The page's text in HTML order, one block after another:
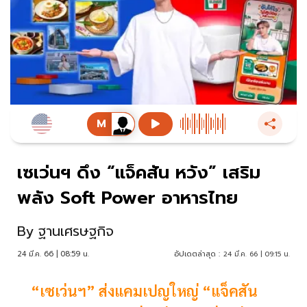
เซเว่นฯ ดึง “แจ็คสัน หวัง” เสริม
พลัง Soft Power อาหารไทย
By ฐานเศรษฐกิจ
24 มี.ค. 66 | 08:59 น. อัปเดตล่าสุด : 24 มี.ค. 66 | 09:15 น.
“เซเว่นฯ” ส่งแคมเปญใหญ่ “แจ็คสัน